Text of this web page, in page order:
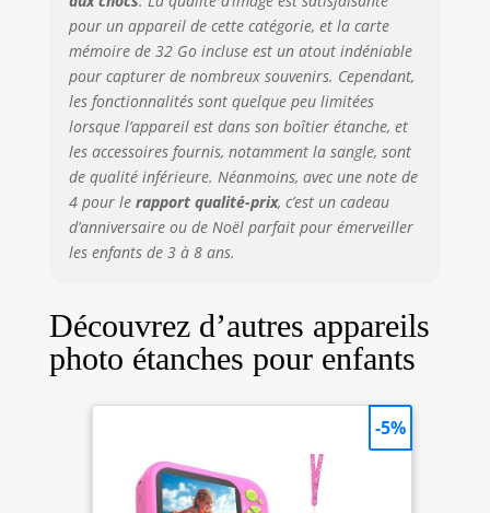
pour un appareil de cette catégorie, et la carte
mémoire de 32 Go incluse est un atout indéniable
pour capturer de nombreux souvenirs. Cependant,
les fonctionnalités sont quelque peu limitées
lorsque l’appareil est dans son boîtier étanche, et
les accessoires fournis, notamment la sangle, sont
de qualité inférieure. Néanmoins, avec une note de
4 pour le rapport qualité-prix, c’est un cadeau
d’anniversaire ou de Noël parfait pour émerveiller
les enfants de 3 à 8 ans.
Découvrez d’autres appareils
photo étanches pour enfants
-5%